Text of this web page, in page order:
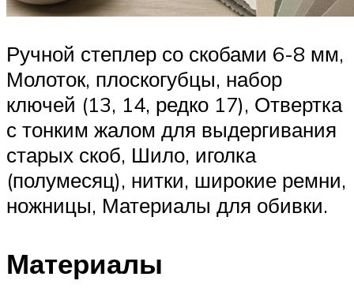
Ручной степлер со скобами 6-8 мм,
Молоток, плоскогубцы, набор
ключей (13, 14, редко 17), Отвертка
с тонким жалом для выдергивания
старых скоб, Шило, иголка
(полумесяц), нитки, широкие ремни,
ножницы, Материалы для обивки.
Материалы